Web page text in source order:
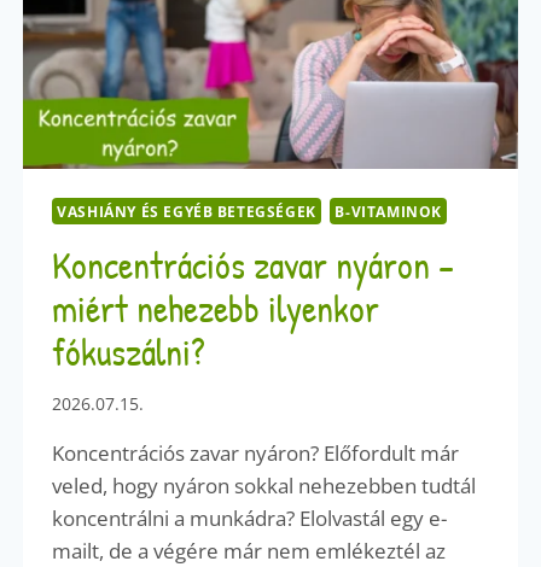
VASHIÁNY ÉS EGYÉB BETEGSÉGEK B-VITAMINOK
Koncentrációs zavar nyáron –
miért nehezebb ilyenkor
fókuszálni?
2026.07.15.
Koncentrációs zavar nyáron? Előfordult már
veled, hogy nyáron sokkal nehezebben tudtál
koncentrálni a munkádra? Elolvastál egy e-
mailt, de a végére már nem emlékeztél az